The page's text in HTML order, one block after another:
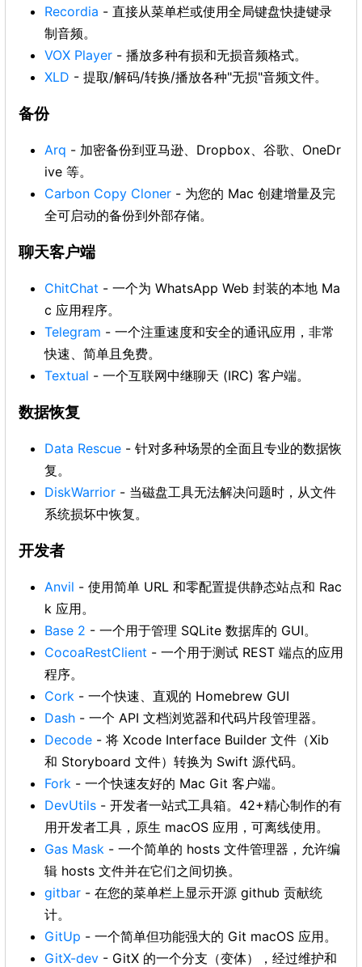
Recordia - 直接从菜单栏或使用全局键盘快捷键录
制音频。
VOX Player - 播放多种有损和无损音频格式。
XLD - 提取/解码/转换/播放各种"无损"音频文件。
备份
Arq - 加密备份到亚马逊、Dropbox、谷歌、OneDr
ive 等。
Carbon Copy Cloner - 为您的 Mac 创建增量及完
全可启动的备份到外部存储。
聊天客户端
ChitChat - 一个为 WhatsApp Web 封装的本地 Ma
c 应用程序。
Telegram - 一个注重速度和安全的通讯应用，非常
快速、简单且免费。
Textual - 一个互联网中继聊天 (IRC) 客户端。
数据恢复
Data Rescue - 针对多种场景的全面且专业的数据恢
复。
DiskWarrior - 当磁盘工具无法解决问题时，从文件
系统损坏中恢复。
开发者
Anvil - 使用简单 URL 和零配置提供静态站点和 Rac
k 应用。
Base 2 - 一个用于管理 SQLite 数据库的 GUI。
CocoaRestClient - 一个用于测试 REST 端点的应用
程序。
Cork - 一个快速、直观的 Homebrew GUI
Dash - 一个 API 文档浏览器和代码片段管理器。
Decode - 将 Xcode Interface Builder 文件（Xib
和 Storyboard 文件）转换为 Swift 源代码。
Fork - 一个快速友好的 Mac Git 客户端。
DevUtils - 开发者一站式工具箱。42+精心制作的有
用开发者工具，原生 macOS 应用，可离线使用。
Gas Mask - 一个简单的 hosts 文件管理器，允许编
辑 hosts 文件并在它们之间切换。
gitbar - 在您的菜单栏上显示开源 github 贡献统
计。
GitUp - 一个简单但功能强大的 Git macOS 应用。
GitX-dev - GitX 的一个分支（变体），经过维护和